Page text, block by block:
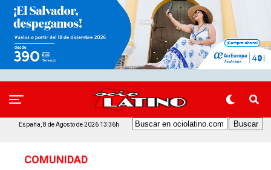
España, 8 de Agosto de 2026 13:36h
COMUNIDAD